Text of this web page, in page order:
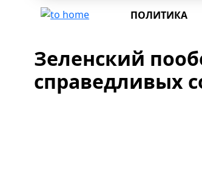
ПОЛИТИКА
Зеленский
справедливых